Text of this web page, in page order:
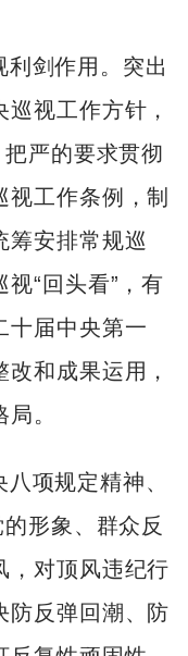
剑作用。突出
视工作方针，
严的要求贯彻
工作条例，制
筹安排常规巡
“回头看”，有
十届中央第一
和成果运用，
。
项规定精神、
形象、群众反
，对顶风违纪行
防反弹回潮、防